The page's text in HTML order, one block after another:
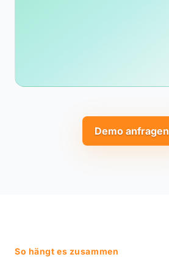
Demo anfragen
So hängt es zusammen